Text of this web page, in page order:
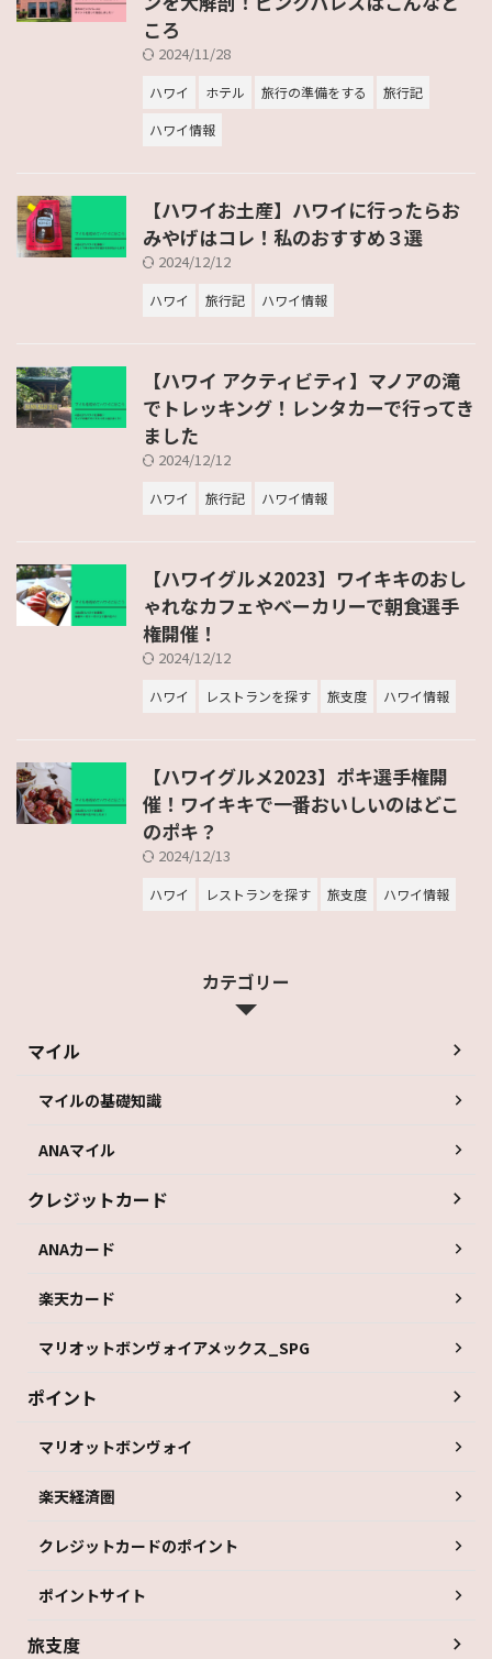
ころ
2024/11/28
ハワイ ホテル 旅行の準備をする
旅行記
ハワイ情報
【ハワイお土産】ハワイに行ったらお
みやげはコレ！私のおすすめ３選
2024/12/12
ハワイ 旅行記 ハワイ情報
【ハワイ アクティビティ】マノアの滝
でトレッキング！レンタカーで行ってき
ました
2024/12/12
ハワイ 旅行記 ハワイ情報
【ハワイグルメ2023】ワイキキのおし
ゃれなカフェやベーカリーで朝食選手
権開催！
2024/12/12
ハワイ レストランを探す 旅支度 ハワイ情報
【ハワイグルメ2023】ポキ選手権開
催！ワイキキで一番おいしいのはどこ
のポキ？
2024/12/13
ハワイ レストランを探す 旅支度 ハワイ情報
カテゴリー
マイル
マイルの基礎知識
ANAマイル
クレジットカード
ANAカード
楽天カード
マリオットボンヴォイアメックス_SPG
ポイント
マリオットボンヴォイ
楽天経済圏
クレジットカードのポイント
ポイントサイト
旅支度